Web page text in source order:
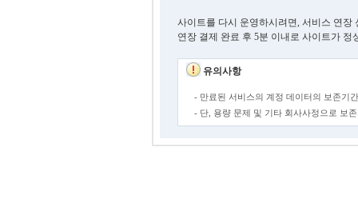
사이트를 다시 운영하시려면, 서비스 연장
연장 결제 완료 후 5분 이내로 사이트가 정
유의사항
- 만료된 서비스의 계정 데이터의 보존기
- 단, 용량 문제 및 기타 회사사정으로 보